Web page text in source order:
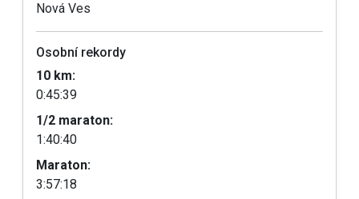
Nová Ves
Osobní rekordy
10 km:
0:45:39
1/2 maraton:
1:40:40
Maraton:
3:57:18